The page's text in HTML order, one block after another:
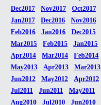
Dec2017
Nov2017 Oct2017
Jan2017
Dec2016 Nov2016
Feb2016
Jan2016 Dec2015
Mar2015
Feb2015 Jan2015
Apr2014
Mar2014 Feb2014
May2013
Apr2013 Mar2013
Jun2012
May2012 Apr2012
Jul2011
Jun2011 May2011
Aug2010
Jul2010 Jun2010